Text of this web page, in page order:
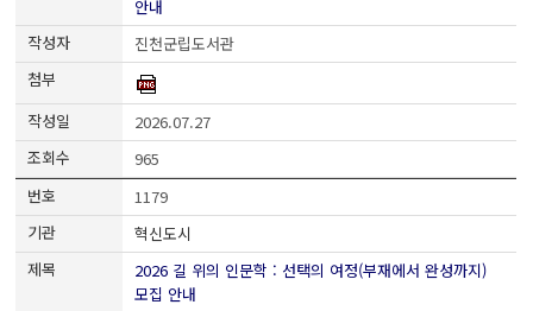
안내
진천군립도서관
2026.07.27
965
1179
혁신도시
2026 길 위의 인문학 : 선택의 여정(부재에서 완성까지)
모집 안내